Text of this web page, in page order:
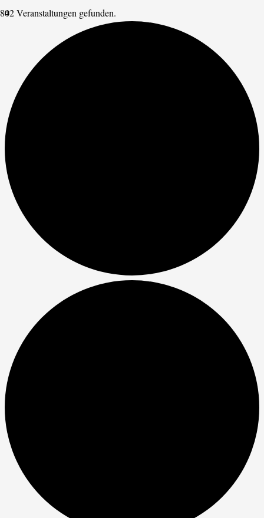
42 Veranstaltungen gefunden.